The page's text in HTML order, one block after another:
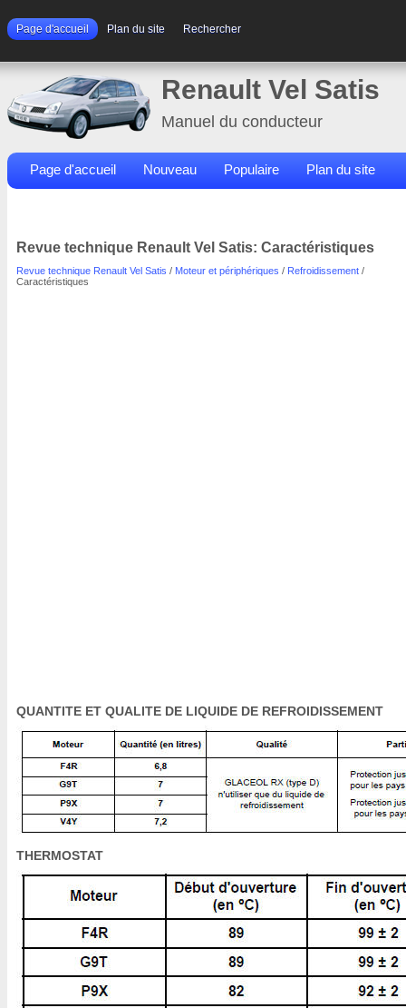
Page d'accueil Plan du site Rechercher
Renault Vel Satis
Manuel du conducteur
Page d'accueil Nouveau Populaire Plan du site
Revue technique Renault Vel Satis: Caractéristiques
Revue technique Renault Vel Satis / Moteur et périphériques / Refroidissement /
Caractéristiques
QUANTITE ET QUALITE DE LIQUIDE DE REFROIDISSEMENT
THERMOSTAT